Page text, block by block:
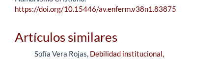
https://doi.org/10.15446/av.enferm.v38n1.83875
Artículos similares
Sofía Vera Rojas, Debilidad institucional,